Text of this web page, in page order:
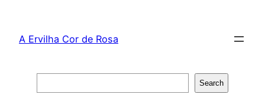
content
A Ervilha Cor de Rosa
Search